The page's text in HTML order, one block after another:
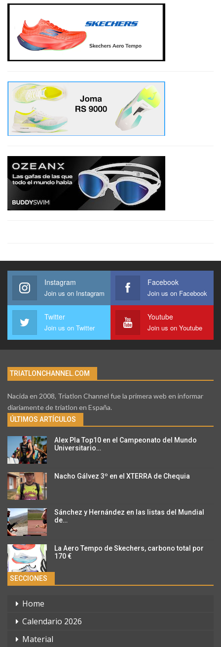
Instagram
Join us on Instagram
Facebook
Join us on Facebook
Twitter
Join us on Twitter
Youtube
Join us on Youtube
TRIATLONCHANNEL.COM
Nacida en 2008, Triatlon Channel fue la primera web en informar
diariamente de triatlon en España.
ÚLTIMOS ARTÍCULOS
Alex Pla Top10 en el Campeonato del Mundo
Universitario…
Nacho Gálvez 3º en el XTERRA de Chequia
Sánchez y Hernández en las listas del Mundial
de…
La Aero Tempo de Skechers, carbono total por
170 €
SECCIONES
Home
Calendario 2026
Material